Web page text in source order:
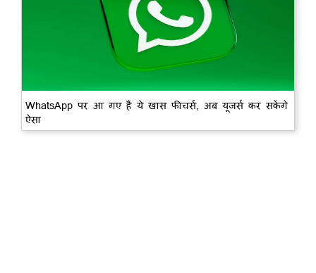
WhatsApp पर आ गए हैं ये खास फीचर्स, अब यूजर्स कर सकेंगे
ऐसा